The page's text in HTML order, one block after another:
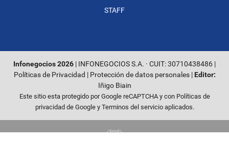
STAFF
Infonegocios 2026 | INFONEGOCIOS S.A. · CUIT: 30710438486 |
Políticas de Privacidad | Protección de datos personales| Editor:
Iñigo Biain
Este sitio esta protegido por Google reCAPTCHA y con Políticas de
privacidad de Googley Terminos del servicioaplicados.